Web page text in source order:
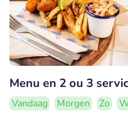
Menu en 2 ou 3
Vandaag Morgen Zo